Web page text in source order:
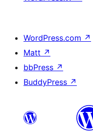
WordPress.com ↗
Matt ↗
bbPress ↗
BuddyPress ↗